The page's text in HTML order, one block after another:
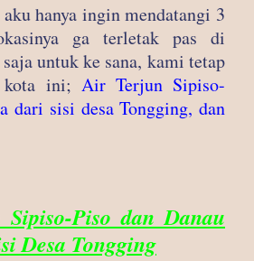
hanya ingin mendatangi 3
ga terletak pas di
untuk ke sana, kami tetap
kota ini; Air Terjun Sipiso-
dari sisi desa Tongging, dan
Piso dan Danau
Desa Tongging